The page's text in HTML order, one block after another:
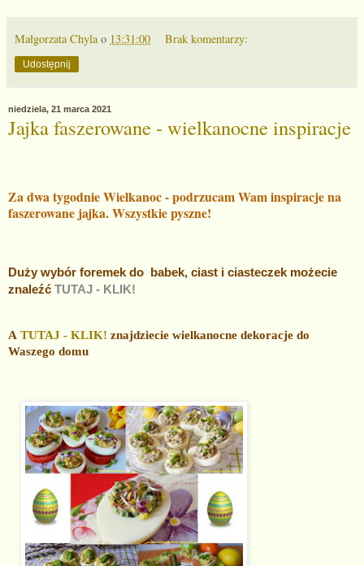
Małgorzata Chyla o 13:31:00 Brak komentarzy:
Udostępnij
niedziela, 21 marca 2021
Jajka faszerowane - wielkanocne inspiracje
Za dwa tygodnie Wielkanoc - podrzucam Wam inspiracje na
faszerowane jajka. Wszystkie pyszne!
Duży wybór foremek do babek, ciast i ciasteczek możecie
znaleźć TUTAJ - KLIK!
A TUTAJ - KLIK! znajdziecie wielkanocne dekoracje do
Waszego domu